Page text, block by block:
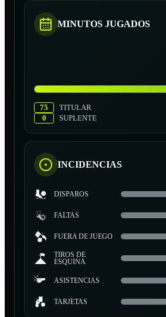
MINUTOS JUGADOS
75
TITULAR
0
SUPLENTE
INCIDENCIAS
DISPAROS
FALTAS
FUERA DE JUEGO
TIROS DE
ESQUINA
ASISTENCIAS
TARJETAS